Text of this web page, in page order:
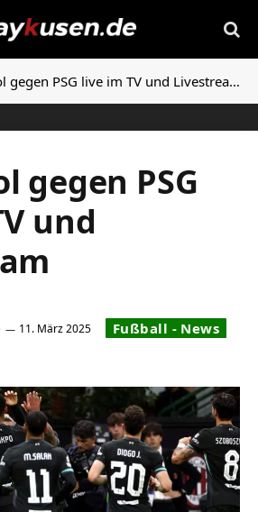
gegen PSG live im TV und Livestream
gegen PSG
und
11. März 2025 Fußball - News